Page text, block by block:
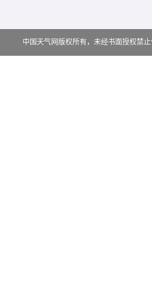
中国天气网版权所有，未经书面授权